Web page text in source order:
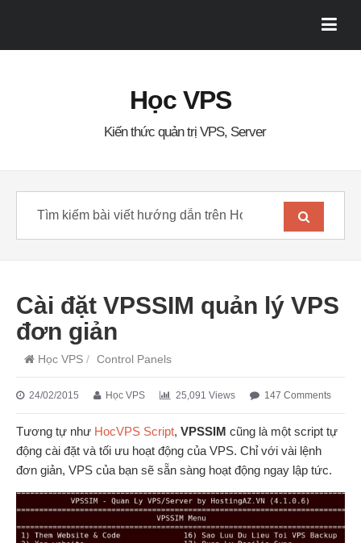
Học VPS
Kiến thức quản trị VPS, Server
Cài đặt VPSSIM quản lý VPS
đơn giản
Học VPS / Control Panels
24/02/2015 Học VPS 25,091 Views 147 Comments
Tương tự như HocVPS Script, VPSSIM cũng là một script tự
động cài đặt và tối ưu hoạt động của VPS. Chỉ với vài lệnh
đơn giản, VPS của bạn sẽ sẵn sàng hoạt động ngay lập tức.